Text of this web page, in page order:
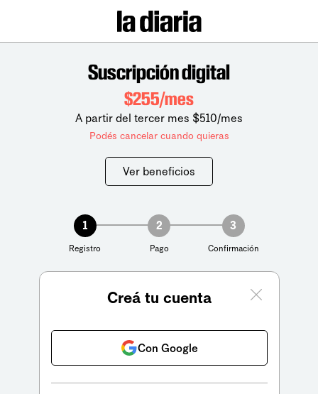
Suscripción digital
$255/mes
A partir del tercer mes $510/mes
Podés cancelar cuando quieras
Ver beneficios
1
Registro
2
Pago
3
Confirmación
Creá tu cuenta
Con Google